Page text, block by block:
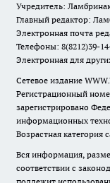
Учредитель:
Главный редактор:
Электронная почта
Телефоны: 8(8212)39-
Электронная для
Сетевое издание
Регистрационный
зарегистрировано
информационных
Возрастная категория
Вся информация,
соответствии с